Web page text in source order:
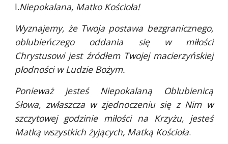
I.Niepokalana, Matko Kościoła!
Wyznajemy, że Twoja postawa bezgranicznego,
oblubieńczego oddania się w miłości
Chrystusowi jest źródłem Twojej macierzyńskiej
płodności w Ludzie Bożym.
Ponieważ jesteś Niepokalaną Oblubienicą
Słowa, zwłaszcza w zjednoczeniu się z Nim w
szczytowej godzinie miłości na Krzyżu, jesteś
Matką wszystkich żyjących, Matką Kościoła.